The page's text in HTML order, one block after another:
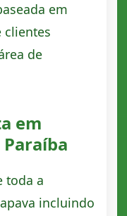
em
de
em
Paraíba
toda a
incluindo